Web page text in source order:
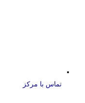
تماس با مرکز